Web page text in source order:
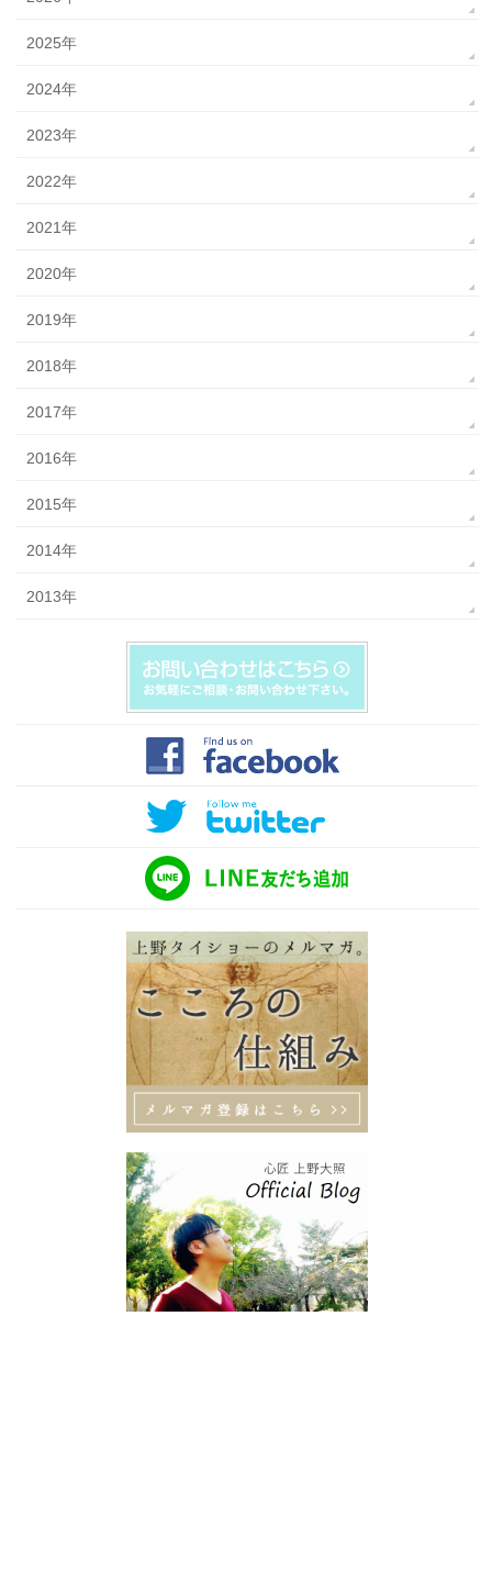
2025年
2024年
2023年
2022年
2021年
2020年
2019年
2018年
2017年
2016年
2015年
2014年
2013年